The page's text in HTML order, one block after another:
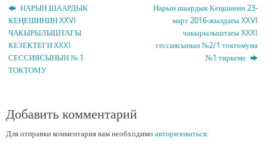
НАРЫН ШААРДЫК
КЕҢЕШИНИН XXVI
ЧАКЫРЫЛЫШТАГЫ
КЕЗЕКТЕГИ XXXI
СЕССИЯСЫНЫН № 1
ТОКТОМУ
Нарын шаардык Кеңшинин 23-
март 2016-жылдагы XXVI
чакырылыштагы XXXI
сессиясынын №2/1 токтомуна
№1 тиркеме
Добавить комментарий
Для отправки комментария вам необходимо авторизоваться.